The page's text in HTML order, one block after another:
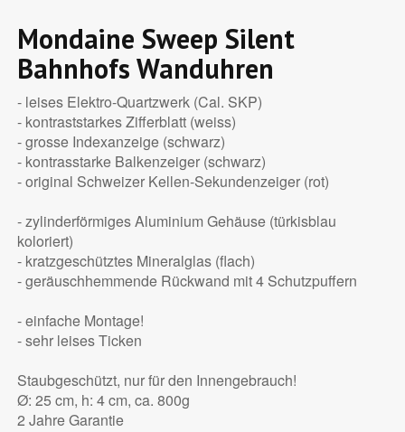
Mondaine Sweep Silent
Bahnhofs Wanduhren
- leises Elektro-Quartzwerk (Cal. SKP)
- kontraststarkes Zifferblatt (weiss)
- grosse Indexanzeige (schwarz)
- kontrasstarke Balkenzeiger (schwarz)
- original Schweizer Kellen-Sekundenzeiger (rot)
- zylinderförmiges Aluminium Gehäuse (türkisblau
koloriert)
- kratzgeschütztes Mineralglas (flach)
- geräuschhemmende Rückwand mit 4 Schutzpuffern
- einfache Montage!
- sehr leises Ticken
Staubgeschützt, nur für den Innengebrauch!
Ø: 25 cm, h: 4 cm, ca. 800g
2 Jahre Garantie